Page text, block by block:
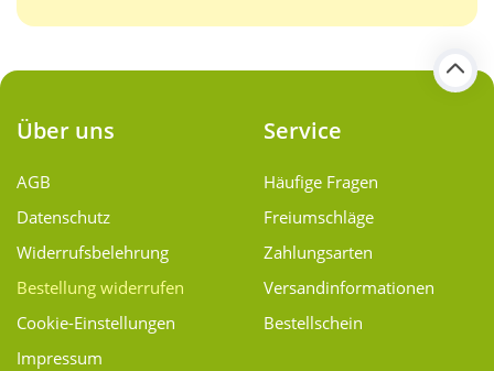
Über uns
AGB
Datenschutz
Widerrufsbelehrung
Bestellung widerrufen
Cookie-Einstellungen
Impressum
Service
Häufige Fragen
Freiumschläge
Zahlungsarten
Versand­informationen
Bestellschein